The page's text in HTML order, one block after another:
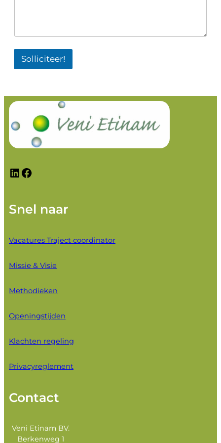
Solliciteer!
LinkedIn
Facebook
Snel naar
Vacatures Traject coordinator
Missie & Visie
Methodieken
Openingstijden
Klachten regeling
Privacyreglement
Contact
Veni Etinam BV.
Berkenweg 1